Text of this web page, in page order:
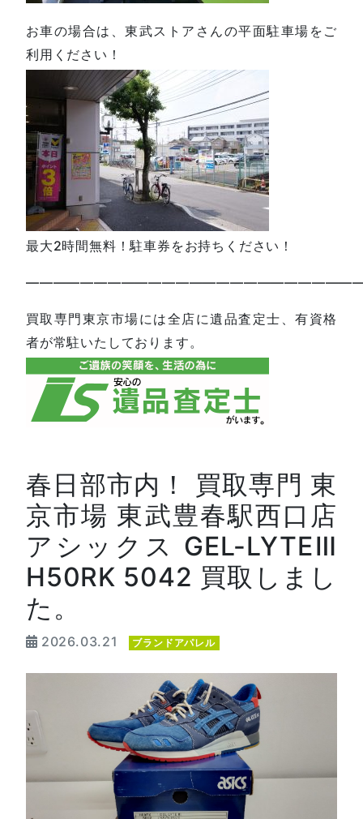
お車の場合は、東武ストアさんの平面駐車場をご
利用ください！
最大2時間無料！駐車券をお持ちください！
買取専門東京市場には全店に遺品査定士、有資格
者が常駐いたしております。
春日部市内！ 買取専門 東
京市場 東武豊春駅西口店
アシックス GEL-LYTEⅢ
H50RK 5042 買取しまし
た。
2026.03.21 ブランドアパレル